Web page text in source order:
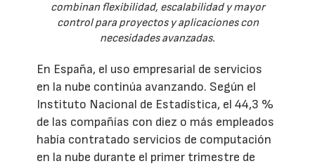
combinan flexibilidad, escalabilidad y mayor
control para proyectos y aplicaciones con
necesidades avanzadas.
En España, el uso empresarial de servicios
en la nube continúa avanzando. Según el
Instituto Nacional de Estadística, el 44,3 %
de las compañías con diez o más empleados
había contratado servicios de computación
en la nube durante el primer trimestre de